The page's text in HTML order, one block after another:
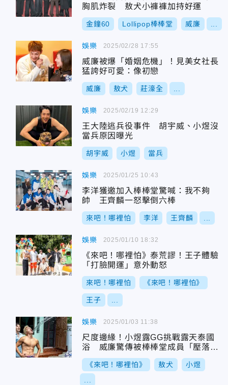
胸肌炸裂 敖犬小褲褲加持好運
金鐘60 Lollipop棒棒堂 威廉
娛樂
威廉被爆「婚姻危機」！見美女社長
猛誇好可愛：像初戀
威廉 敖犬 莊濠全
2025/02/28 17:55
娛樂
王大陸逃兵役事件 胡宇威、小煜沒
當兵原因曝光
胡宇威 小煜 當兵
2025/02/19 12:29
娛樂
李洋獲邀加入棒棒堂驚喊：我不夠
帥 王齊麟一怒擊倒六棒
來吧！哪裡怕 李洋 王齊麟
2025/01/25 10:43
娛樂
《來吧！哪裡怕》泰荒謬！王子體驗
「打臉開運」意外動怒
來吧！哪裡怕 《來吧！哪裡怕》
王子
2025/01/10 18:32
娛樂
尺度邊緣！小煜露GG挑戰露天泰國
浴 威廉驚傳被棒棒堂成員「壓落
底」
《來吧！哪裡怕》 敖犬 小煜
2025/01/03 11:38